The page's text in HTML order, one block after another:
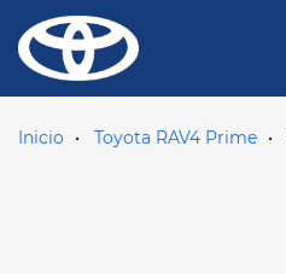
Inicio Toyota RAV4 Prime